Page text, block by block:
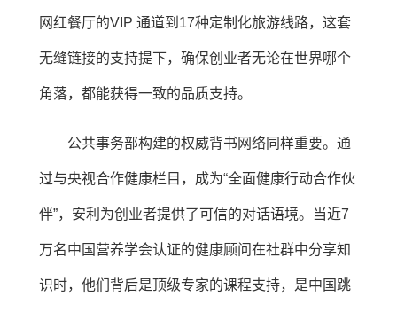
网红餐厅的VIP 通道到17种定制化旅游线路，这套
无缝链接的支持提下，确保创业者无论在世界哪个
角落，都能获得一致的品质支持。
公共事务部构建的权威背书网络同样重要。通
过与央视合作健康栏目，成为“全面健康行动合作伙
伴”，安利为创业者提供了可信的对话语境。当近7
万名中国营养学会认证的健康顾问在社群中分享知
识时，他们背后是顶级专家的课程支持，是中国跳